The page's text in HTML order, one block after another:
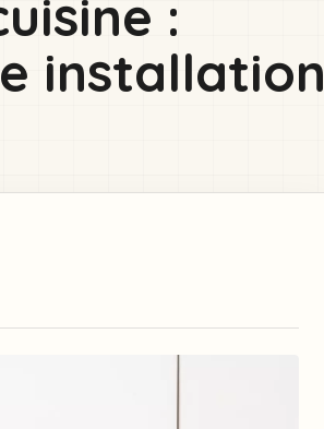
:
installation